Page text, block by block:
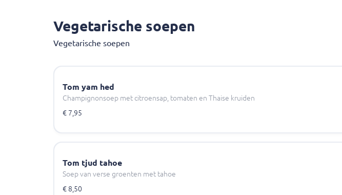
Vegetarische soepen
Vegetarische soepen
Tom yam hed
Champignonsoep met citroensap, tomaten en Thaise kruiden
€ 7,95
Tom tjud tahoe
Soep van verse groenten met tahoe
€ 8,50